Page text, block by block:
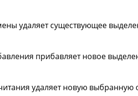
удаляет существующее
прибавляет новое
удаляет новую выбранную